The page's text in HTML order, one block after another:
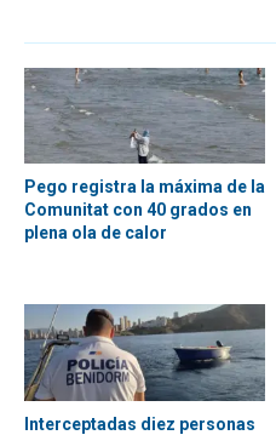
Pego registra la máxima de la
Comunitat con 40 grados en
plena ola de calor
Interceptadas diez personas